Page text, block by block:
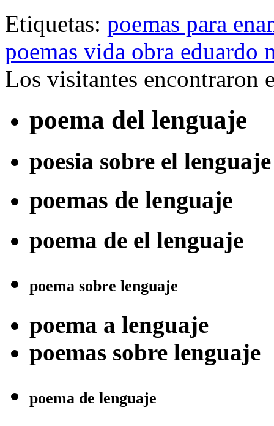
Etiquetas: poemas para
poemas vida obra eduardo
Los visitantes encontraron
poema del lenguaje
poesia sobre el lenguaje
poemas de lenguaje
poema de el lenguaje
poema sobre lenguaje
poema a lenguaje
poemas sobre lenguaje
poema de lenguaje